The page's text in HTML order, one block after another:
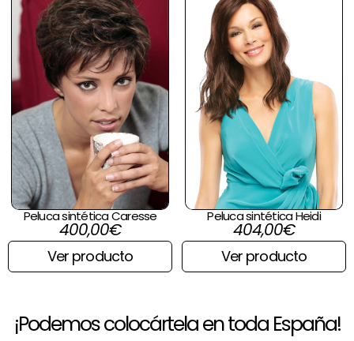
Peluca sintética Caresse
400,00€
Ver producto
Peluca sintética Heidi
404,00€
Ver producto
¡Podemos colocártela en toda España!